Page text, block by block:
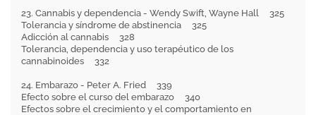
23. Cannabis y dependencia - Wendy Swift, Wayne Hall 325
Tolerancia y síndrome de abstinencia 325
Adicción al cannabis 328
Tolerancia, dependencia y uso terapéutico de los
cannabinoides 332
24. Embarazo - Peter A. Fried 339
Efecto sobre el curso del embarazo 340
Efectos sobre el crecimiento y el comportamiento en